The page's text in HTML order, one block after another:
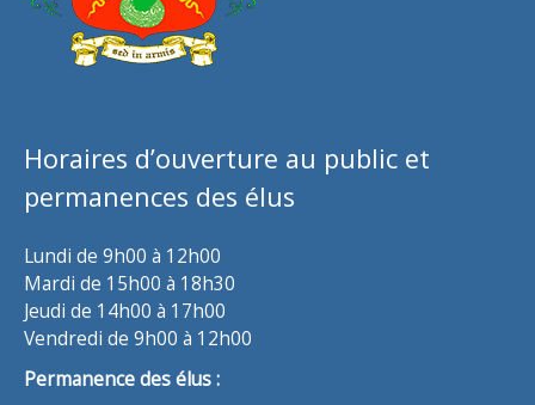
Horaires d’ouverture au public et
permanences des élus
Lundi de 9h00 à 12h00
Mardi de 15h00 à 18h30
Jeudi de 14h00 à 17h00
Vendredi de 9h00 à 12h00
Permanence des élus :